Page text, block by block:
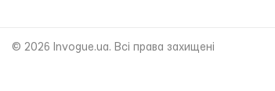
© 2026 Invogue.ua. Всі права захищені